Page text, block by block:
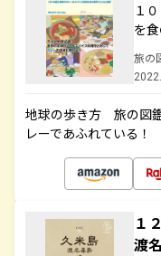
１
を
旅の
地球の歩き方 旅の図
レーであふれている！
１
渡